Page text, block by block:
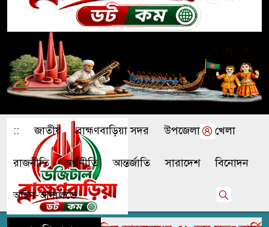
:: জাতীয় ব্রাহ্মণবাড়িয়া সদর উপজেলা খেলা
রাজনীতি অর্থনীতি আন্তর্জাতি সারাদেশ বিনোদন
আইন-আদালতে